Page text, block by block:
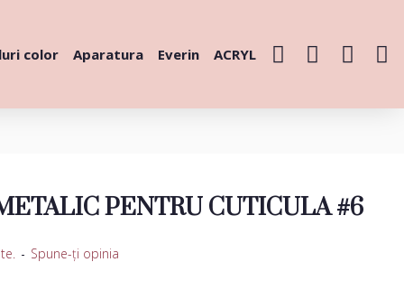
color Aparatura Everin ACRYL
PENTRU CUTICULA #6
- Spune-ţi opinia